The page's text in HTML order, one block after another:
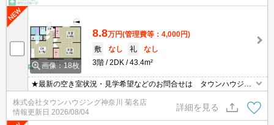
画像：18枚
8.8万円(管理費等：4,000円)
敷
なし 礼
なし
3階
2DK 43.4m²
★最新の空き室状況・見学希望などのお問合せは タウンハウジン
グまでお気軽に♪★
株式会社タウンハウジング神奈川 菊名店
情報更新日 2026/08/04
詳細を見る